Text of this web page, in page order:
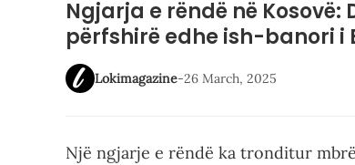
Ngjarja e rëndë në
përfshirë edhe ish-banori i
Lokimagazine-26 March, 2025
Një ngjarje e rëndë ka tronditur